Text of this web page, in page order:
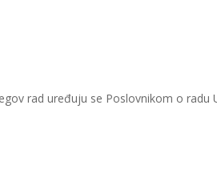
rad uređuju se Poslovnikom o radu